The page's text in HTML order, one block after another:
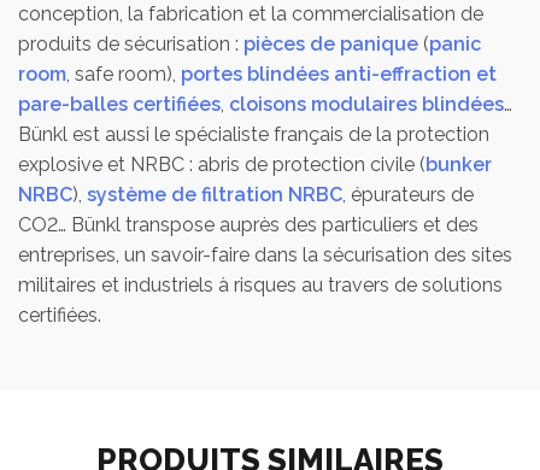
conception, la fabrication et la commercialisation de
produits de sécurisation : pièces de panique (panic
room , safe room), portes blindées anti-effraction et
pare-balles certifiées cloisons modulaires blindées…
Bünkl est aussi le spécialiste français de la protection
explosive et NRBC : abris de protection civile (bunker
NRBC), système de filtration NRBC , épurateurs de
CO2… Bünkl transpose auprès des particuliers et des
entreprises, un savoir-faire dans la sécurisation des sites
militaires et industriels à risques au travers de solutions
certifiées.
PRODUITS SIMILAIRES